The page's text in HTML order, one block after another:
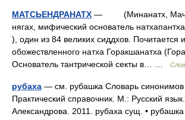
МАТСЬЕНДРАНАТХ — (Минанатх,
нягах, мифический основатель
), один из 84 великих сиддхов. Почитается и
обожествленного натха Горакшанатха
Основатель тантрической секты в… …
рубаха — см. рубашка Словарь синонимов
Практический справочник. М.: Русский
Александрова. 2011. рубаха сущ. •